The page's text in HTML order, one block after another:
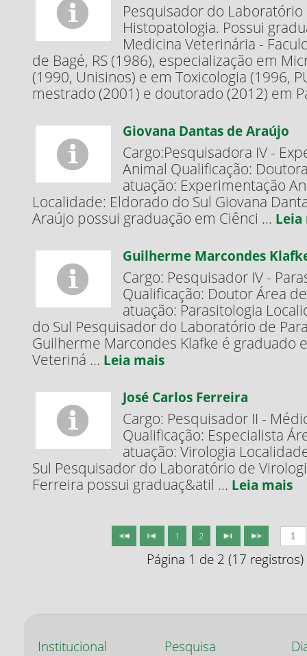
Pesquisador do Laboratório
Histopatologia. Possui
Medicina Veterinária -
de Bagé, RS (1986), especialização em
(1990, Unisinos) e em Toxicologia (1996,
mestrado (2001) e doutorado (2012) em
Giovana Dantas de Araújo
Cargo:Pesquisadora IV -
Animal Qualificação:
atuação: Experimentação
Localidade: Eldorado do Sul Giovana
Araújo possui graduação em Ciênci ... Leia
Guilherme Marcondes
Cargo: Pesquisador IV -
Qualificação: Doutor Área de
atuação: Parasitologia
do Sul Pesquisador do Laboratório de
Guilherme Marcondes Klafke é graduado
Veteriná ... Leia mais
José Carlos Ferreira
Cargo: Pesquisador II -
Qualificação: Especialista
atuação: Virologia
Sul Pesquisador do Laboratório de
Ferreira possui graduaç&atil ... Leia mais
1 2
Página 1 de 2 (17 registros)
Institucional Pesquisa